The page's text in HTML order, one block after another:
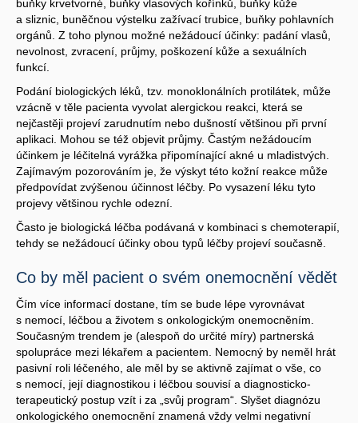
buňky krvetvorné, buňky vlasových kořínků, buňky kůže
a sliznic, buněčnou výstelku zažívací trubice, buňky pohlavních
orgánů. Z toho plynou možné nežádoucí účinky: padání vlasů,
nevolnost, zvracení, průjmy, poškození kůže a sexuálních
funkcí.
Podání biologických léků, tzv. monoklonálních protilátek, může
vzácně v těle pacienta vyvolat alergickou reakci, která se
nejčastěji projeví zarudnutím nebo dušností většinou při první
aplikaci. Mohou se též objevit průjmy. Častým nežádoucím
účinkem je léčitelná vyrážka připomínající akné u mladistvých.
Zajímavým pozorováním je, že výskyt této kožní reakce může
předpovídat zvýšenou účinnost léčby. Po vysazení léku tyto
projevy většinou rychle odezní.
Často je biologická léčba podávaná v kombinaci s chemoterapií,
tehdy se nežádoucí účinky obou typů léčby projeví současně.
Co by měl pacient o svém onemocnění vědět
Čím více informací dostane, tím se bude lépe vyrovnávat
s nemocí, léčbou a životem s onkologickým onemocněním.
Současným trendem je (alespoň do určité míry) partnerská
spolupráce mezi lékařem a pacientem. Nemocný by neměl hrát
pasivní roli léčeného, ale měl by se aktivně zajímat o vše, co
s nemocí, její diagnostikou i léčbou souvisí a diagnosticko-
terapeutický postup vzít i za „svůj program“. Slyšet diagnózu
onkologického onemocnění znamená vždy velmi negativní